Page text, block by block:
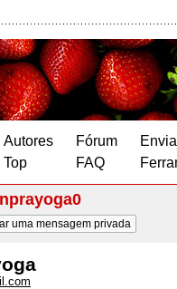
Autores
Top
Fórum
FAQ
uma mensagem privada